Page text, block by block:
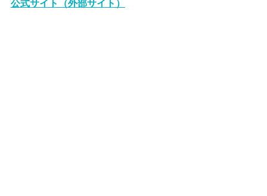
公式サイト（外部サイト）